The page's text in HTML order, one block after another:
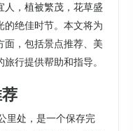
人，植被繁茂，花草盛
的绝佳时节。本文将为
面，包括景点推荐、美
行提供帮助和指导。
里处，是一个保存完